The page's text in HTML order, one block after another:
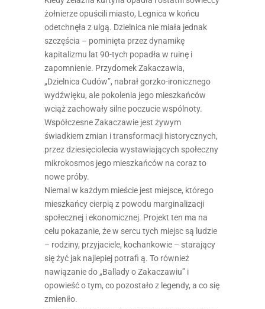
żołnierze opuścili miasto, Legnica w końcu
odetchnęła z ulgą. Dzielnica nie miała jednak
szczęścia – pominięta przez dynamikę
kapitalizmu lat 90-tych popadła w ruinę i
zapomnienie. Przydomek Zakaczawia,
„Dzielnica Cudów”, nabrał gorzko-ironicznego
wydźwięku, ale pokolenia jego mieszkańców
wciąż zachowały silne poczucie wspólnoty.
Współczesne Zakaczawie jest żywym
świadkiem zmian i transformacji historycznych,
przez dziesięciolecia wystawiających społeczny
mikrokosmos jego mieszkańców na coraz to
nowe próby.
Niemal w każdym mieście jest miejsce, którego
mieszkańcy cierpią z powodu marginalizacji
społecznej i ekonomicznej. Projekt ten ma na
celu pokazanie, że w sercu tych miejsc są ludzie
– rodziny, przyjaciele, kochankowie – starający
się żyć jak najlepiej potrafi ą. To również
nawiązanie do „Ballady o Zakaczawiu” i
opowieść o tym, co pozostało z legendy, a co się
zmieniło.